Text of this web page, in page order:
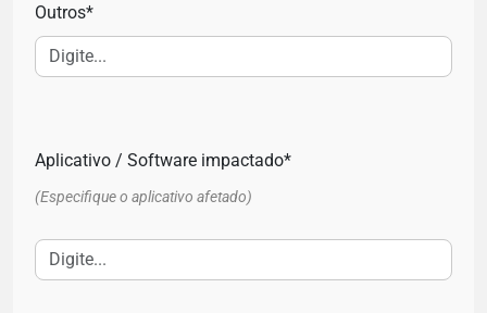
Outros*
Aplicativo / Software impactado*
(Especifique o aplicativo afetado)